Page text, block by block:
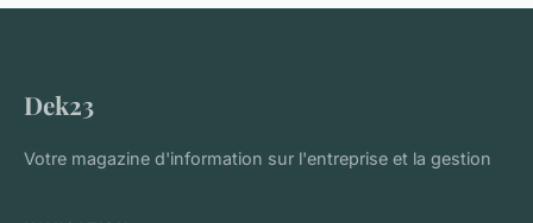
Dek23
Votre magazine d'information sur l'entreprise et la gestion